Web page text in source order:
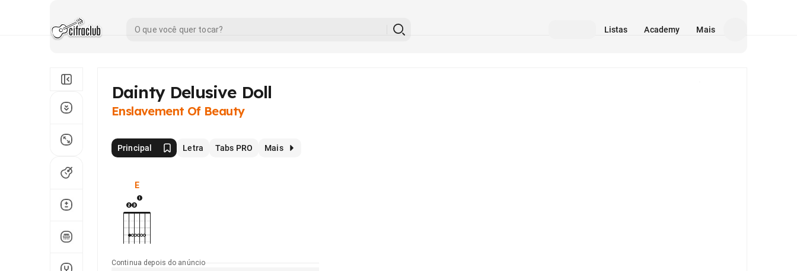
Listas Academy Mais
Dainty Delusive Doll
Enslavement Of Beauty
Principal Letra Tabs PRO Mais
E
Continua depois do anúncio